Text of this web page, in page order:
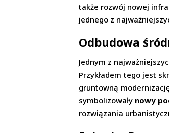
także rozwój nowej
jednego z
Odbudowa
Jednym z
Przykładem tego jest
gruntowną
symbolizowały nowy
rozwiązania